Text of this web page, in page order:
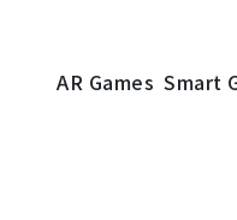
AR Games Smart